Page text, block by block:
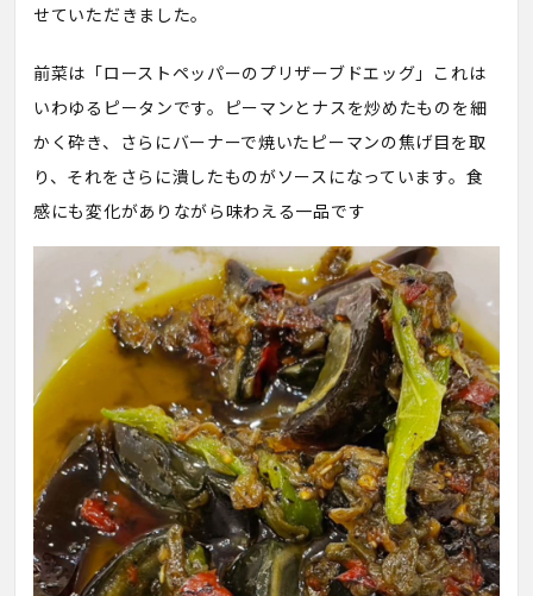
せていただきました。
前菜は「ローストペッパーのプリザーブドエッグ」これは
いわゆるピータンです。ピーマンとナスを炒めたものを細
かく砕き、さらにバーナーで焼いたピーマンの焦げ目を取
り、それをさらに潰したものがソースになっています。食
感にも変化がありながら味わえる一品です